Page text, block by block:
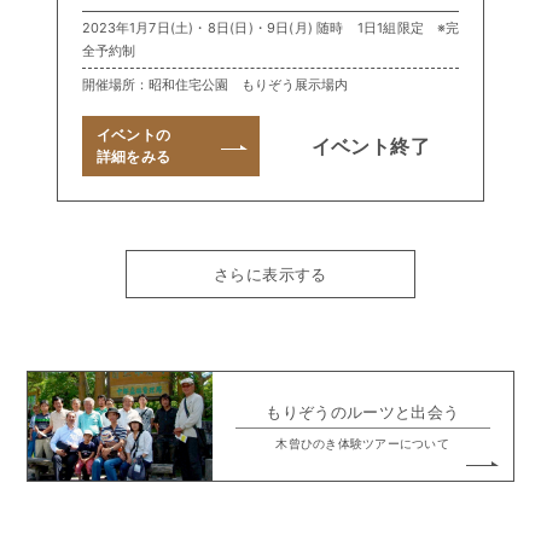
2023年1月7日(土)・8日(日)・9日(月) 随時 1日1組限定 ※完
全予約制
開催場所：昭和住宅公園 もりぞう展示場内
イベントの
詳細をみる
イベント終了
さらに表示する
もりぞうのルーツと出会う
木曾ひのき体験ツアーについて